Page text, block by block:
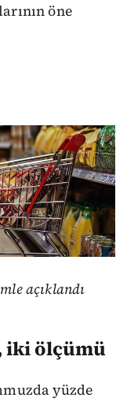
öne
açıklandı
iki ölçümü
yüzde